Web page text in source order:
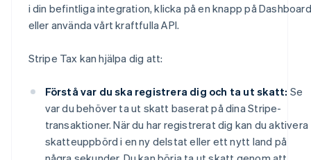
i din befintliga integration, klicka på en knapp på Dashboard
eller använda vårt kraftfulla API.
Stripe Tax kan hjälpa dig att:
Förstå var du ska registrera dig och ta ut skatt: Se
var du behöver ta ut skatt baserat på dina Stripe-
transaktioner. När du har registrerat dig kan du aktivera
skatteuppbörd i en ny delstat eller ett nytt land på